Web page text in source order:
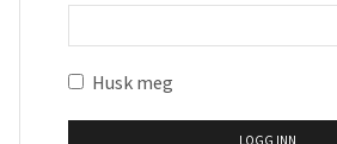
Husk meg